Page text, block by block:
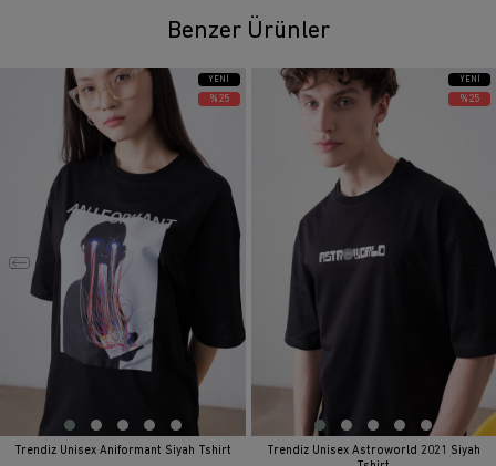
Benzer Ürünler
Trendiz Unisex Aniformant Siyah Tshirt
YENI
ÜRÜN
%25
Trendiz Unisex Astroworld 2021 Siyah
YENI
ÜRÜN
%25